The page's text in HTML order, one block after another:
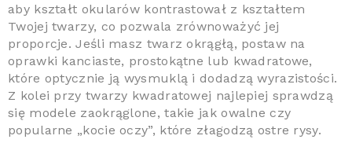
aby kształt okularów kontrastował z kształtem
Twojej twarzy, co pozwala zrównoważyć jej
proporcje. Jeśli masz twarz okrągłą, postaw na
oprawki kanciaste, prostokątne lub kwadratowe,
które optycznie ją wysmuklą i dodadzą wyrazistości.
Z kolei przy twarzy kwadratowej najlepiej sprawdzą
się modele zaokrąglone, takie jak owalne czy
popularne „kocie oczy”, które złagodzą ostre rysy.